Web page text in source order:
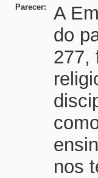
Parecer:
A
do
277,
nos